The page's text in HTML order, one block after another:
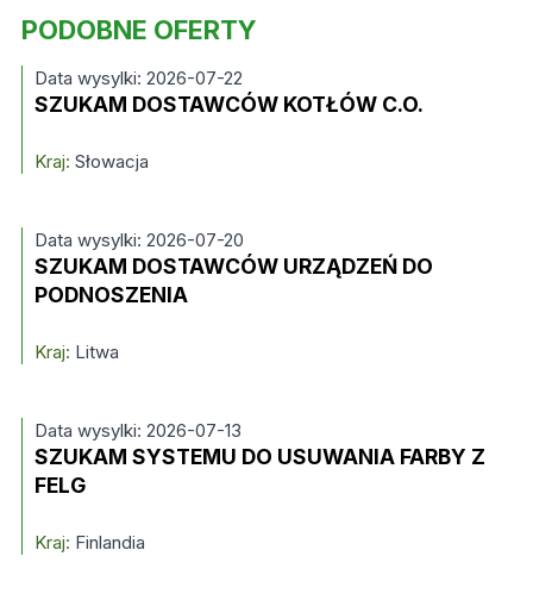
PODOBNE OFERTY
Data wysylki: 2026-07-22
SZUKAM DOSTAWCÓW KOTŁÓW C.O.
Kraj: Słowacja
Data wysylki: 2026-07-20
SZUKAM DOSTAWCÓW URZĄDZEŃ DO
PODNOSZENIA
Kraj: Litwa
Data wysylki: 2026-07-13
SZUKAM SYSTEMU DO USUWANIA FARBY Z
FELG
Kraj: Finlandia